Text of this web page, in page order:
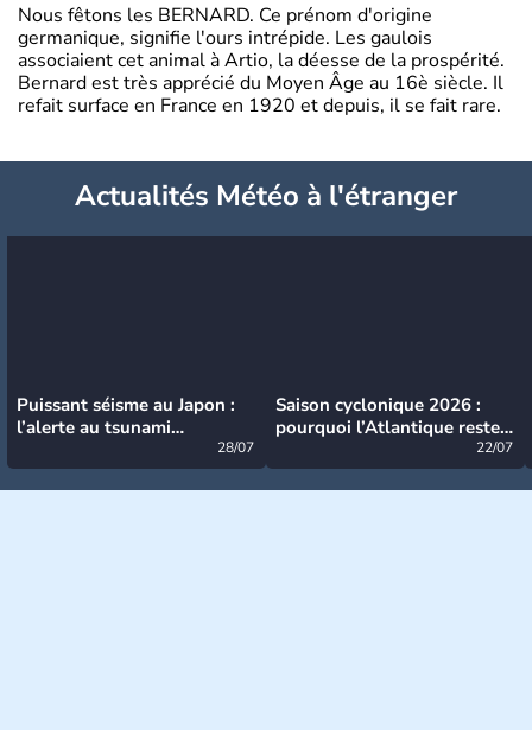
Nous fêtons les BERNARD. Ce prénom d'origine
germanique, signifie l'ours intrépide. Les gaulois
associaient cet animal à Artio, la déesse de la prospérité.
Bernard est très apprécié du Moyen Âge au 16è siècle. Il
refait surface en France en 1920 et depuis, il se fait rare.
Actualités Météo à l'étranger
Puissant séisme au Japon :
l’alerte au tsunami
28/07
Saison cyclonique 2026 :
pourquoi l’Atlantique reste
22/07